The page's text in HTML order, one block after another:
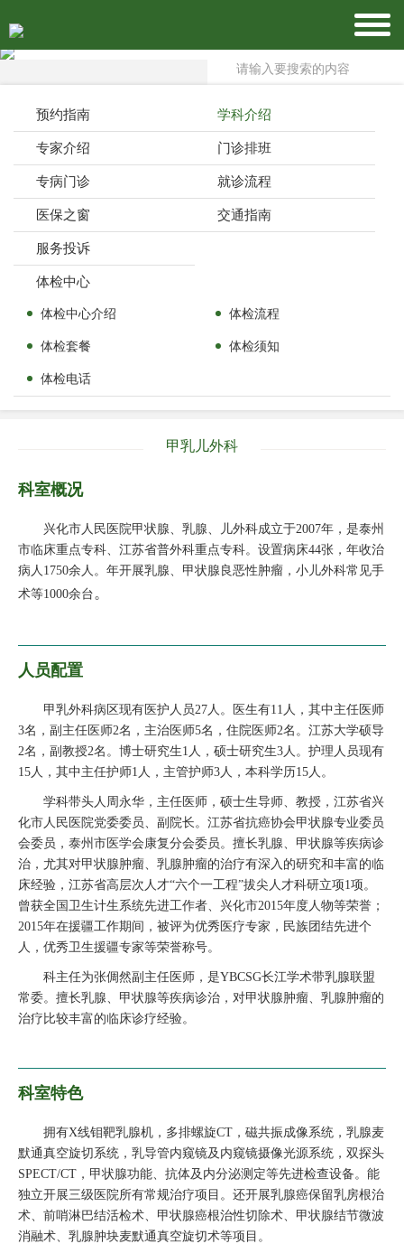
预约指南 学科介绍
专家介绍 门诊排班
专病门诊 就诊流程
医保之窗 交通指南
服务投诉
体检中心
体检中心介绍 体检流程
体检套餐 体检须知
体检电话
甲乳儿外科
科室概况
兴化市人民医院甲状腺、乳腺、儿外科成立于2007年，是泰州
市临床重点专科、江苏省普外科重点专科。设置病床44张，年收治
病人1750余人。年开展乳腺、甲状腺良恶性肿瘤，小儿外科常见手
术等1000余台。
人员配置
甲乳外科病区现有医护人员27人。医生有11人，其中主任医师
3名，副主任医师2名，主治医师5名，住院医师2名。江苏大学硕导
2名，副教授2名。博士研究生1人，硕士研究生3人。护理人员现有
15人，其中主任护师1人，主管护师3人，本科学历15人。
学科带头人周永华，主任医师，硕士生导师、教授，江苏省兴
化市人民医院党委委员、副院长。江苏省抗癌协会甲状腺专业委员
会委员，泰州市医学会康复分会委员。擅长乳腺、甲状腺等疾病诊
治，尤其对甲状腺肿瘤、乳腺肿瘤的治疗有深入的研究和丰富的临
床经验，江苏省高层次人才“六个一工程”拔尖人才科研立项1项。
曾获全国卫生计生系统先进工作者、兴化市2015年度人物等荣誉；
2015年在援疆工作期间，被评为优秀医疗专家，民族团结先进个
人，优秀卫生援疆专家等荣誉称号。
科主任为张倜然副主任医师，是YBCSG长江学术带乳腺联盟
常委。擅长乳腺、甲状腺等疾病诊治，对甲状腺肿瘤、乳腺肿瘤的
治疗比较丰富的临床诊疗经验。
科室特色
拥有X线钼靶乳腺机，多排螺旋CT，磁共振成像系统，乳腺麦
默通真空旋切系统，乳导管内窥镜及内窥镜摄像光源系统，双探头
SPECT/CT，甲状腺功能、抗体及内分泌测定等先进检查设备。能
独立开展三级医院所有常规治疗项目。还开展乳腺癌保留乳房根治
术、前哨淋巴结活检术、甲状腺癌根治性切除术、甲状腺结节微波
消融术、乳腺肿块麦默通真空旋切术等项目。